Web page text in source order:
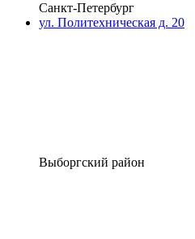
Санкт-Петербург
ул. Политехническая д. 20
Выборгский район